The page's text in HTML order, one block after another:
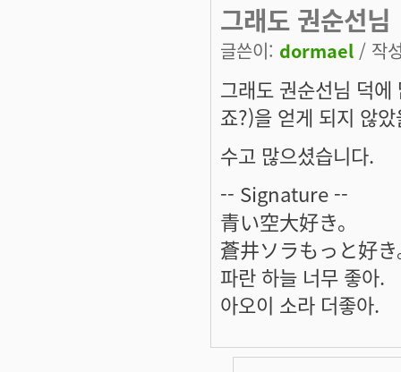
그래도 권순선님
글쓴이: dormael / 작
그래도 권순선님 덕
죠?)을 얻게 되지 않
수고 많으셨습니다.
-- Signature --
青い空大好き。
蒼井ソラもっと好
파란 하늘 너무 좋아.
아오이 소라 더좋아.